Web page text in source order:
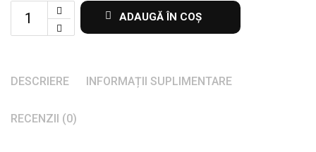
Set
nautice
ADAUGĂ ÎN COȘ
DESCRIERE INFORMAȚII SUPLIMENTARE
RECENZII (0)